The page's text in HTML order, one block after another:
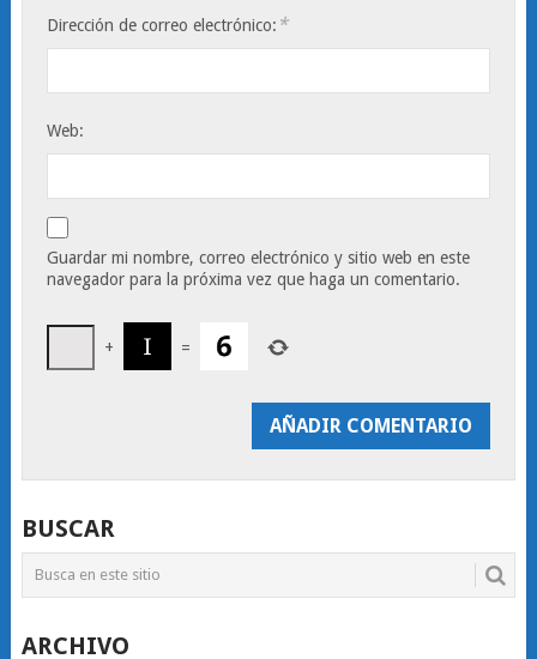
Dirección de correo electrónico: *
Web:
Guardar mi nombre, correo electrónico y sitio web en este
navegador para la próxima vez que haga un comentario.
+ =
BUSCAR
ARCHIVO